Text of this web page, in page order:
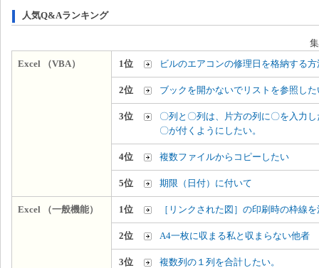
人気Q&Aランキング
Excel （VBA）
1位 ビルのエアコンの修理日を格納する方
2位 ブックを開かないでリストを参照した
3位
〇列と〇列は、片方の列に〇を入力
〇が付くようにしたい。
4位 複数ファイルからコピーしたい
5位 期限（日付）に付いて
Excel （一般機能） 1位 ［リンクされた図］の印刷時の枠線
2位 A4一枚に収まる私と収まらない他者
3位 複数列の１列を合計したい。